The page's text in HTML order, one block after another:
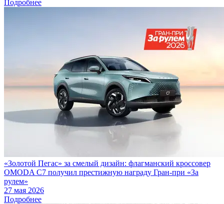
Подробнее
«Золотой Пегас» за смелый дизайн: флагманский кроссовер
OMODA C7 получил престижную награду Гран-при «За
рулем»
27 мая 2026
Подробнее